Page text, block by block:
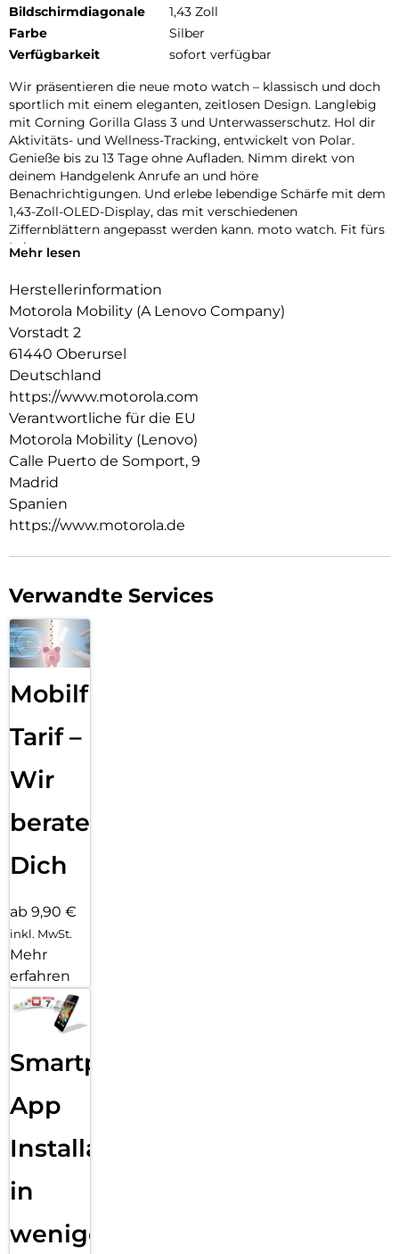
Bildschirmdiagonale
1,43 Zoll
Farbe
Silber
Verfügbarkeit
sofort verfügbar
Wir präsentieren die neue moto watch – klassisch und doch
sportlich mit einem eleganten, zeitlosen Design. Langlebig
mit Corning Gorilla Glass 3 und Unterwasserschutz. Hol dir
Aktivitäts- und Wellness-Tracking, entwickelt von Polar.
Genieße bis zu 13 Tage ohne Aufladen. Nimm direkt von
deinem Handgelenk Anrufe an und höre
Benachrichtigungen. Und erlebe lebendige Schärfe mit dem
1,43-Zoll-OLED-Display, das mit verschiedenen
Ziffernblättern angepasst werden kann. moto watch. Fit fürs
Leben.
Mehr lesen
Herstellerinformation
Motorola Mobility (A Lenovo Company)
Vorstadt 2
61440 Oberursel
Deutschland
https://www.motorola.com
Verantwortliche für die EU
Motorola Mobility (Lenovo)
Calle Puerto de Somport, 9
Madrid
Spanien
https://www.motorola.de
Verwandte Services
Mobilfunk
Tarif –
Wir
beraten
Dich
ab 9,90 €
inkl. MwSt.
Mehr
erfahren
Smartphone
App
Installation
in
wenigen